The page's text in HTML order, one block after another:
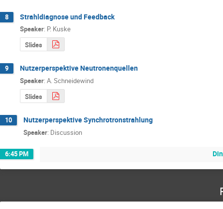
8 Strahldiagnose und Feedback
Speaker: P. Kuske
Slides
9 Nutzerperspektive Neutronenquellen
Speaker: A. Schneidewind
Slides
10 Nutzerperspektive Synchrotronstrahlung
Speaker: Discussion
6:45 PM